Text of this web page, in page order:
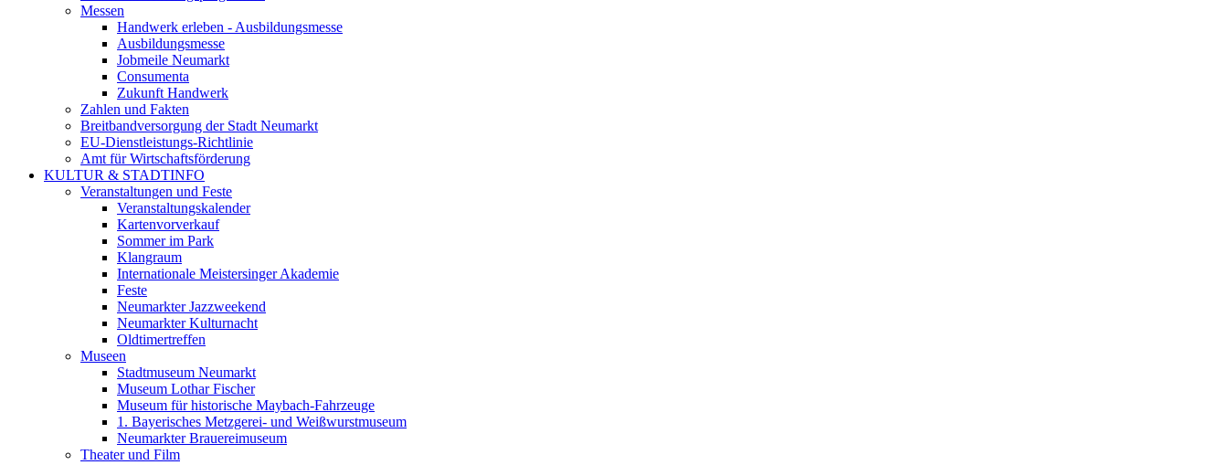
Messen
Handwerk erleben - Ausbildungsmesse
Ausbildungsmesse
Jobmeile Neumarkt
Consumenta
Zukunft Handwerk
Zahlen und Fakten
Breitbandversorgung der Stadt Neumarkt
EU-Dienstleistungs-Richtlinie
Amt für Wirtschaftsförderung
KULTUR & STADTINFO
Veranstaltungen und Feste
Veranstaltungskalender
Kartenvorverkauf
Sommer im Park
Klangraum
Internationale Meistersinger Akademie
Feste
Neumarkter Jazzweekend
Neumarkter Kulturnacht
Oldtimertreffen
Museen
Stadtmuseum Neumarkt
Museum Lothar Fischer
Museum für historische Maybach-Fahrzeuge
1. Bayerisches Metzgerei- und Weißwurstmuseum
Neumarkter Brauereimuseum
Theater und Film